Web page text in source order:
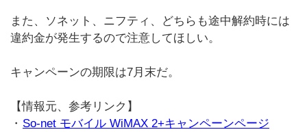
また、ソネット、ニフティ、どちらも途中解約時には
違約金が発生するので注意してほしい。
キャンペーンの期限は7月末だ。
【情報元、参考リンク】
・ So-net モバイル WiMAX 2+キャンペーンページ